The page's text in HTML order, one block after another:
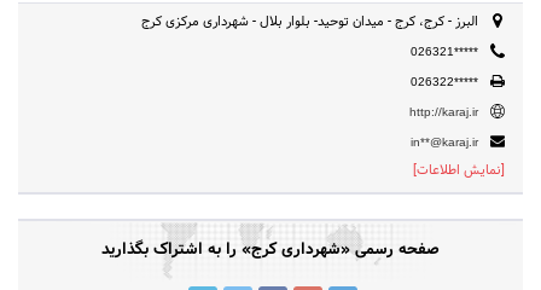
البرز - کرج، کرج - میدان توحید- بلوار بلال - شهرداری مرکزی کرج
026321*****
026322*****
http://karaj.ir
in**@karaj.ir
[نمایش اطلاعات]
صفحه رسمی «شهرداری کرج» را به اشتراک بگذارید